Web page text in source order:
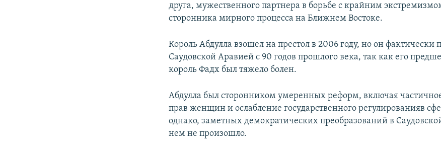
друга, мужественного партнера в борьбе с крайним
сторонника мирного процесса на Ближнем Востоке.
Король Абдулла взошел на престол в 2006 году, но он фактически
Саудовской Аравией с 90 годов прошлого века, так как его
король Фадх был тяжело болен.
Абдулла был сторонником умеренных реформ, включая
прав женщин и ослабление государственного регулированияв
однако, заметных демократических преобразований в
нем не произошло.